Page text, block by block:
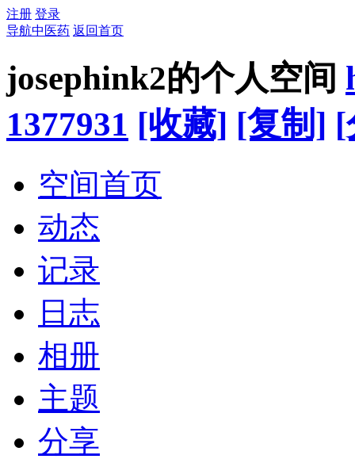
注册 登录
导航中医药 返回首页
josephink2的个人空间
1377931 [收藏] [复制] [
空间首页
动态
记录
日志
相册
主题
分享